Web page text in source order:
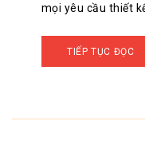
mọi yêu cầu thiết
TIẾP TỤC ĐỌC